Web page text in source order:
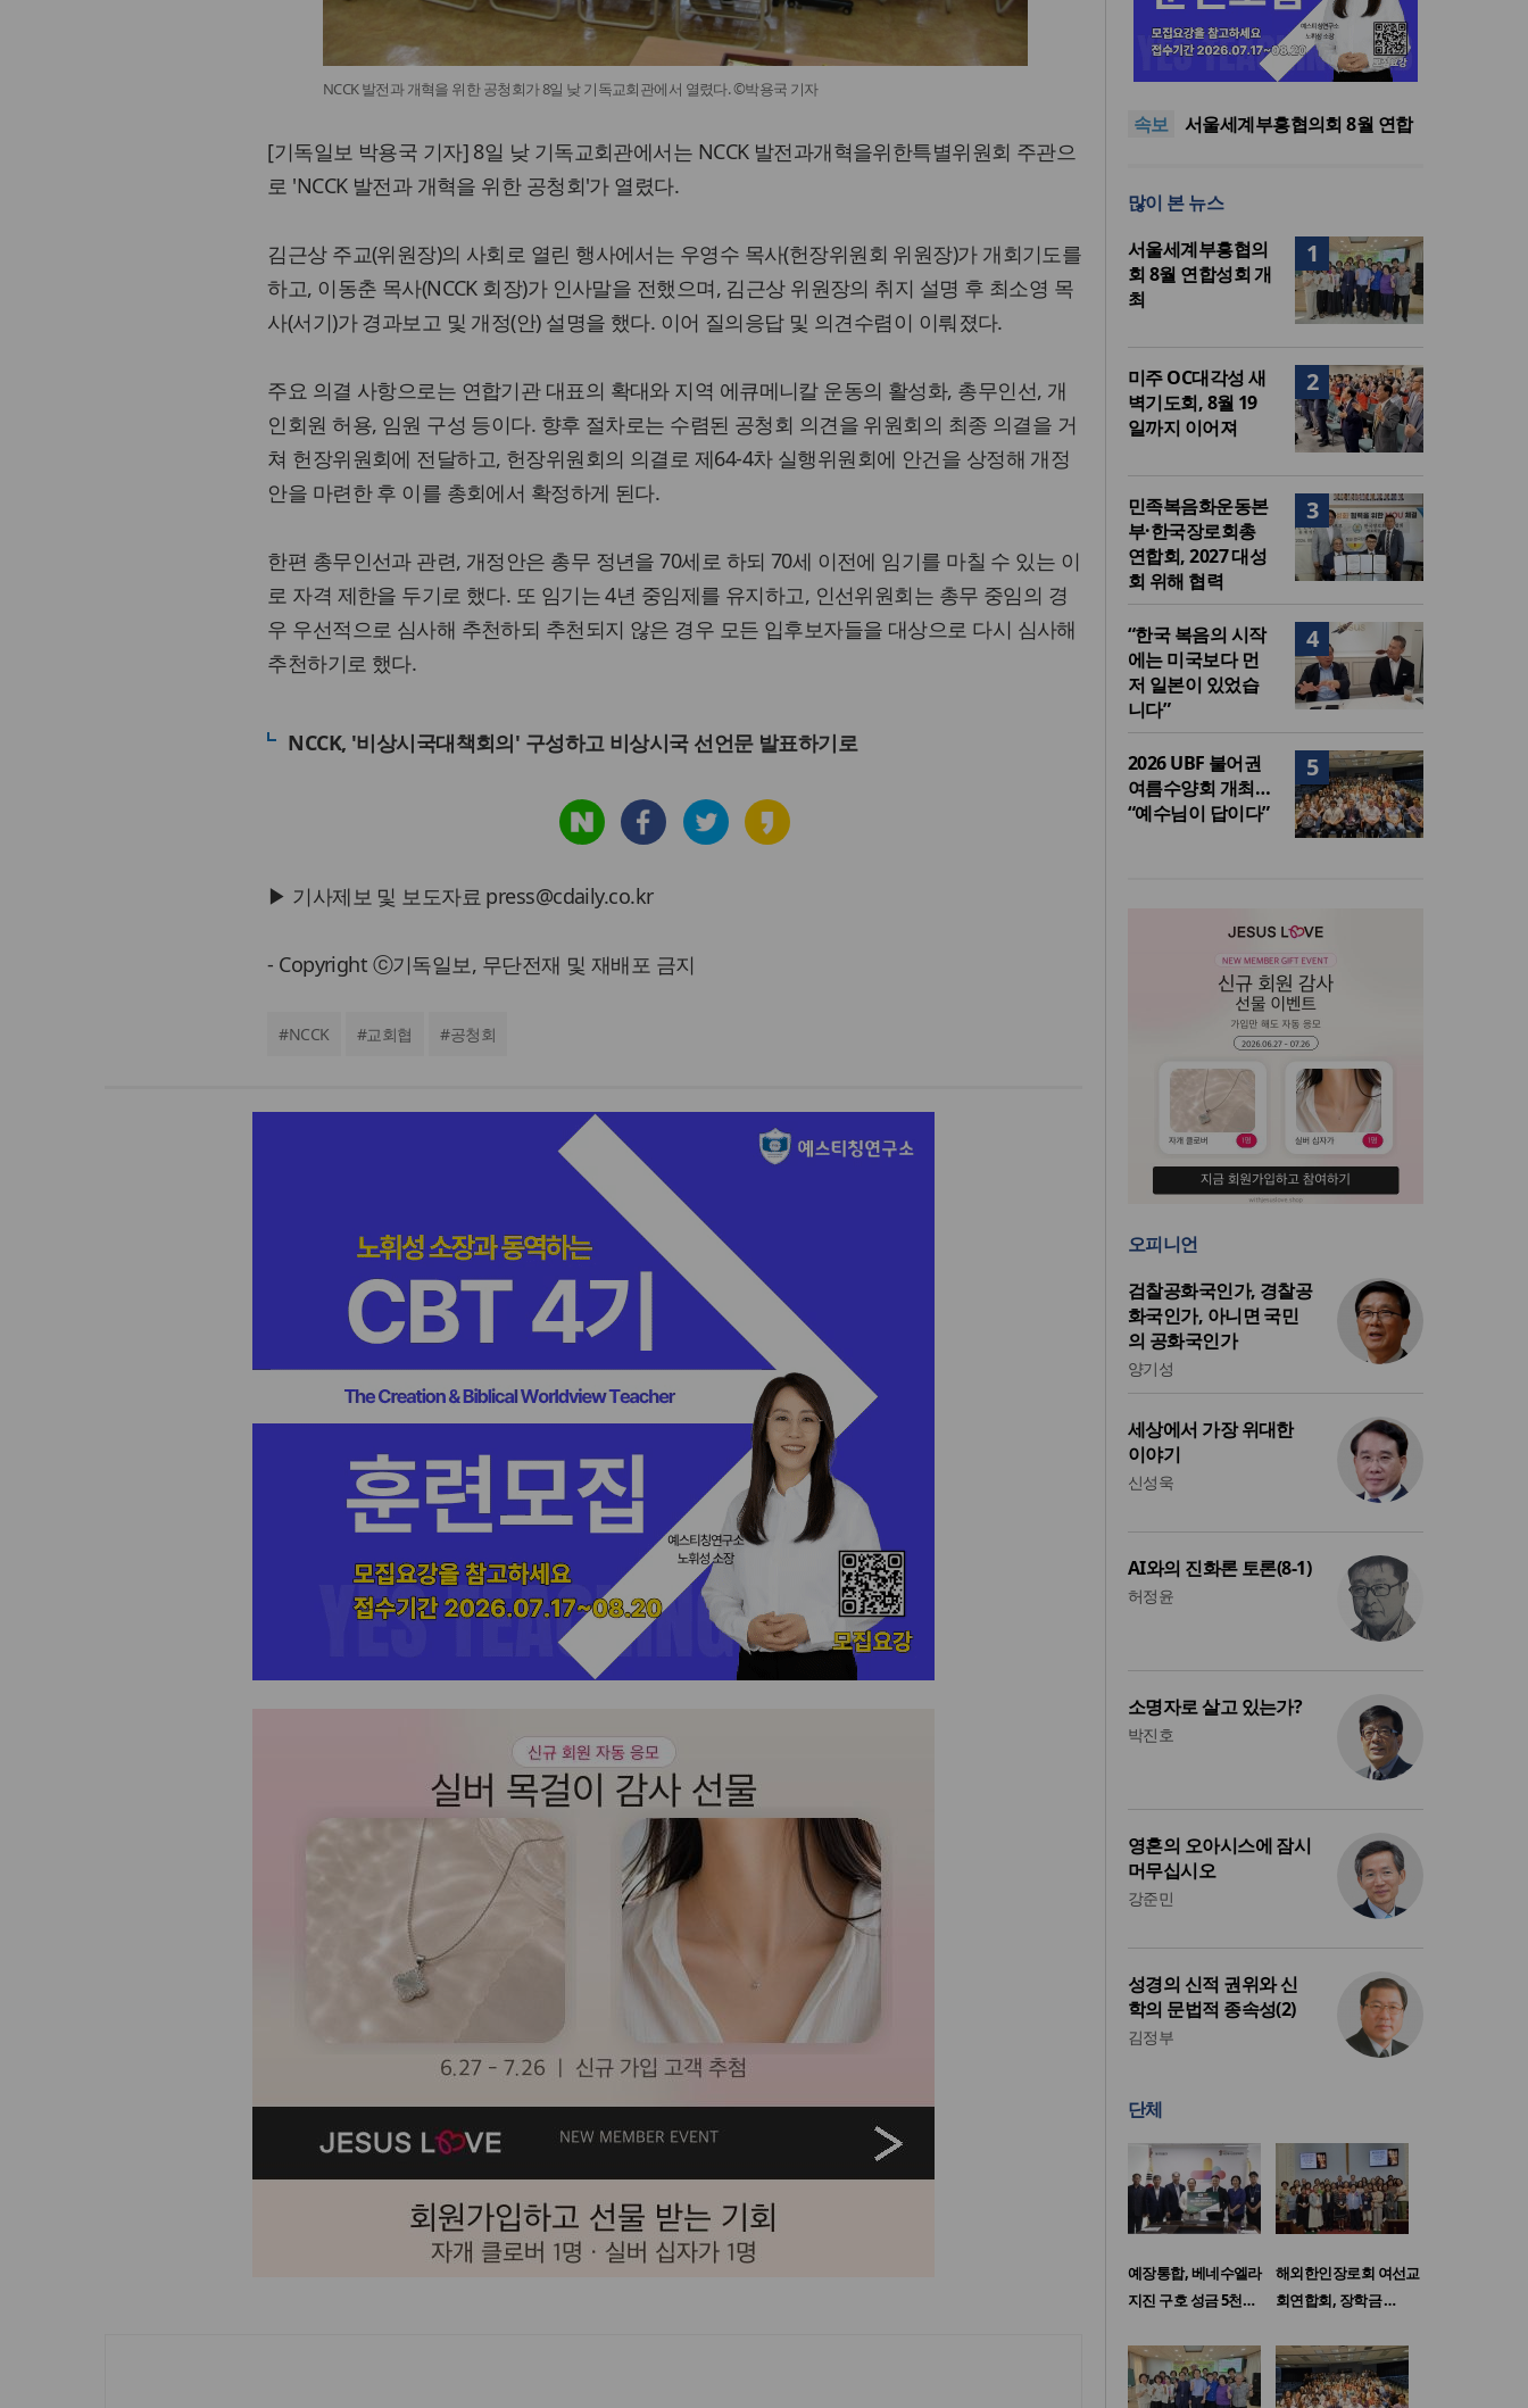
NCCK 발전과 개혁을 위한 공청회가 8일 낮 기독교회관에서 열렸다. ©박용국 기자
[기독일보 박용국 기자] 8일 낮 기독교회관에서는 NCCK 발전과개혁을위한특별위원회 주관으
로 'NCCK 발전과 개혁을 위한 공청회'가 열렸다.
김근상 주교(위원장)의 사회로 열린 행사에서는 우영수 목사(헌장위원회 위원장)가 개회기도를
하고, 이동춘 목사(NCCK 회장)가 인사말을 전했으며, 김근상 위원장의 취지 설명 후 최소영 목
사(서기)가 경과보고 및 개정(안) 설명을 했다. 이어 질의응답 및 의견수렴이 이뤄졌다.
주요 의결 사항으로는 연합기관 대표의 확대와 지역 에큐메니칼 운동의 활성화, 총무인선, 개
인회원 허용, 임원 구성 등이다. 향후 절차로는 수렴된 공청회 의견을 위원회의 최종 의결을 거
쳐 헌장위원회에 전달하고, 헌장위원회의 의결로 제64-4차 실행위원회에 안건을 상정해 개정
안을 마련한 후 이를 총회에서 확정하게 된다.
한편 총무인선과 관련, 개정안은 총무 정년을 70세로 하되 70세 이전에 임기를 마칠 수 있는 이
로 자격 제한을 두기로 했다. 또 임기는 4년 중임제를 유지하고, 인선위원회는 총무 중임의 경
우 우선적으로 심사해 추천하되 추천되지 않은 경우 모든 입후보자들을 대상으로 다시 심사해
추천하기로 했다.
NCCK, '비상시국대책회의' 구성하고 비상시국 선언문 발표하기로
▶ 기사제보 및 보도자료 press@cdaily.co.kr
- Copyright ⓒ기독일보, 무단전재 및 재배포 금지
#NCCK #교회협 #공청회
속보
“한국 복음의 시작에는 미국보
다 먼저 일본이 있었습니다”
“기도로 시작한 스틸 美 대사,
중단하라”
서울세계부흥협의회 8월 연합
협력
다 먼저 일본이 있었습니다”
“기도로 시작한 스틸 美 대사,
한미동맹의 가교 되어주길”
많이 본 뉴스
1
서울세계부흥협의
회 8월 연합성회 개
최
2
미주 OC대각성 새
벽기도회, 8월 19
일까지 이어져
3
민족복음화운동본
부·한국장로회총
연합회, 2027 대성
회 위해 협력
4
“한국 복음의 시작
에는 미국보다 먼
저 일본이 있었습
니다”
5
2026 UBF 불어권
여름수양회 개최…
“예수님이 답이다”
오피니언
검찰공화국인가, 경찰공
화국인가, 아니면 국민
의 공화국인가
양기성
세상에서 가장 위대한
이야기
신성욱
AI와의 진화론 토론(8-1)
허정윤
소명자로 살고 있는가?
박진호
영혼의 오아시스에 잠시
머무십시오
강준민
성경의 신적 권위와 신
학의 문법적 종속성(2)
김정부
단체
예장통합, 베네수엘라
지진 구호 성금 5천…
해외한인장로회 여선교
회연합회, 장학금 …